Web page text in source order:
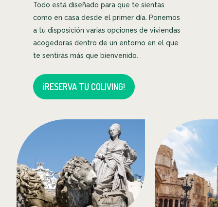
Todo está diseñado para que te sientas
como en casa desde el primer día. Ponemos
a tu disposición varias opciones de viviendas
acogedoras dentro de un entorno en el que
te sentirás más que bienvenido.
¡RESERVA TU COLIVING!